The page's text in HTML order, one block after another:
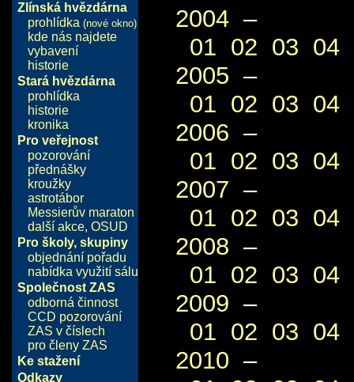
Zlínská hvězdárna
prohlídka (nové okno)
kde nás najdete
vybavení
historie
Stará hvězdárna
prohlídka
historie
kronika
Pro veřejnost
pozorování
přednášky
kroužky
astrotábor
Messierův maraton
další akce, OSUD
Pro školy, skupiny
objednání pořadu
nabídka využití sálu
Společnost ZAS
odborná činnost
CCD pozorování
ZAS v číslech
pro členy ZAS
Ke stažení
Odkazy
2004 –
01 02 03 04
2005 –
01 02 03 04
2006 –
01 02 03 04
2007 –
01 02 03 04
2008 –
01 02 03 04
2009 –
01 02 03 04
2010 –